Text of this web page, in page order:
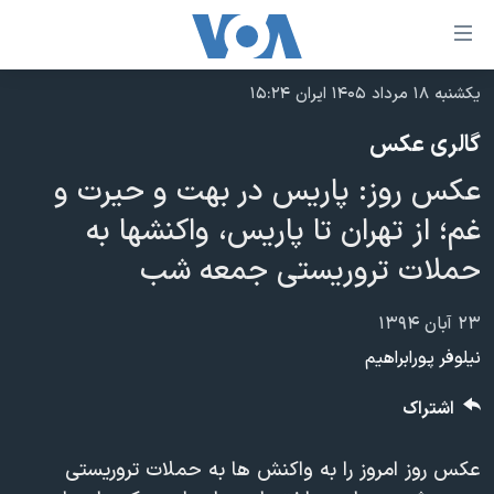
لینکهای
قابل
دسترسی
جهش
محتوای
اصلی
جهش
به
صفحه
جهش
به
نسخه سبک وب‌سایت
موضوع ها
ایران
آمریکا
جهان
ورزشی
ویدیوها
برنامه های تلویزیونی
جدول برنامه ها
صفحه‌های ویژه
جام جهانی ۲۰۲۶
بایگانی برنامه‌های تلویزیونی
فرکانس‌های صدای آمریکا
پخش رادیویی
یادگیری زبان انگلیسی
یکشنبه ۱۸ مرداد ۱۴۰۵ ایران ۱۵:۲۴
گالری عکس
عکس روز: پاریس در بهت و حیرت و
غم؛ از تهران تا پاریس، واکنشها به
حملات تروریستی جمعه شب
۲۳ آبان ۱۳۹۴
نیلوفر پورابراهیم
عکس روز امروز را به واکنش ها به حملات تروریستی
اشتراک